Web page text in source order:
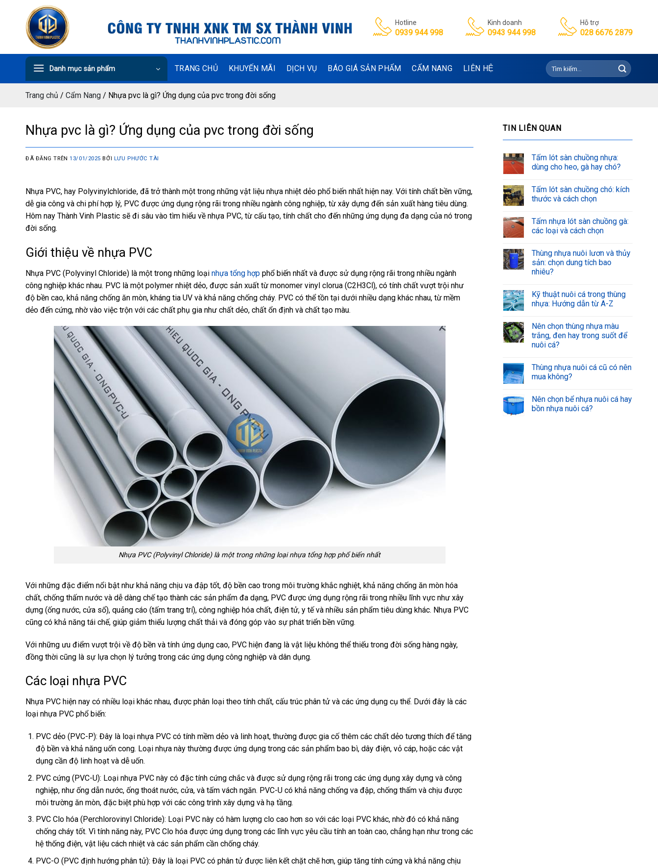
Hotline
0939 944 998
Kinh doanh
0943 944 998
Hỗ trợ
028 6676 2879
Danh mục sản phẩm TRANG CHỦ KHUYẾN MÃI DỊCH VỤ BÁO GIÁ SẢN PHẨM CẨM NANG LIÊN HỆ
Tìm
kiếm:
Trang chủ / Cẩm Nang / Nhựa pvc là gì? Ứng dụng của pvc trong đời sống
Nhựa pvc là gì? Ứng dụng của pvc trong đời sống
ĐÃ ĐĂNG TRÊN13/01/2025 BỞI LƯU PHƯỚC TÀI
Nhựa PVC, hay Polyvinylchloride, đã trở thành một trong những vật liệu nhựa nhiệt dẻo phổ biến nhất hiện nay. Với tính chất bền vững,
dễ gia công và chi phí hợp lý, PVC được ứng dụng rộng rãi trong nhiều ngành công nghiệp, từ xây dựng đến sản xuất hàng tiêu dùng.
Hôm nay Thành Vinh Plastic sẽ đi sâu vào tìm hiểu về nhựa PVC, từ cấu tạo, tính chất cho đến những ứng dụng đa dạng của nó trong
đời sống.
Giới thiệu về nhựa PVC
Nhựa PVC (Polyvinyl Chloride) là một trong những loại nhựa tổng hợp phổ biến nhất và được sử dụng rộng rãi trong nhiều ngành
công nghiệp khác nhau. PVC là một polymer nhiệt dẻo, được sản xuất từ monomer vinyl clorua (C2H3Cl), có tính chất vượt trội như
độ bền cao, khả năng chống ăn mòn, kháng tia UV và khả năng chống cháy. PVC có thể tồn tại dưới nhiều dạng khác nhau, từ mềm
dẻo đến cứng, nhờ vào việc trộn với các chất phụ gia như chất dẻo, chất ổn định và chất tạo màu.
Nhựa PVC (Polyvinyl Chloride) là một trong những loại nhựa tổng hợp phổ biến nhất
Với những đặc điểm nổi bật như khả năng chịu va đập tốt, độ bền cao trong môi trường khắc nghiệt, khả năng chống ăn mòn hóa
chất, chống thấm nước và dễ dàng chế tạo thành các sản phẩm đa dạng, PVC được ứng dụng rộng rãi trong nhiều lĩnh vực như xây
dựng (ống nước, cửa sổ), quảng cáo (tấm trang trí), công nghiệp hóa chất, điện tử, y tế và nhiều sản phẩm tiêu dùng khác. Nhựa PVC
cũng có khả năng tái chế, giúp giảm thiểu lượng chất thải và đóng góp vào sự phát triển bền vững.
Với những ưu điểm vượt trội về độ bền và tính ứng dụng cao, PVC hiện đang là vật liệu không thể thiếu trong đời sống hàng ngày,
đồng thời cũng là sự lựa chọn lý tưởng trong các ứng dụng công nghiệp và dân dụng.
Các loại nhựa PVC
Nhựa PVC hiện nay có nhiều loại khác nhau, được phân loại theo tính chất, cấu trúc phân tử và các ứng dụng cụ thể. Dưới đây là các
loại nhựa PVC phổ biến:
PVC dẻo (PVC-P): Đây là loại nhựa PVC có tính mềm dẻo và linh hoạt, thường được gia cố thêm các chất dẻo tương thích để tăng
độ bền và khả năng uốn cong. Loại nhựa này thường được ứng dụng trong các sản phẩm bao bì, dây điện, vỏ cáp, hoặc các vật
dụng cần độ linh hoạt và dễ uốn.
PVC cứng (PVC-U): Loại nhựa PVC này có đặc tính cứng chắc và được sử dụng rộng rãi trong các ứng dụng xây dựng và công
nghiệp, như ống dẫn nước, ống thoát nước, cửa, và tấm vách ngăn. PVC-U có khả năng chống va đập, chống thấm và chịu được
môi trường ăn mòn, đặc biệt phù hợp với các công trình xây dựng và hạ tầng.
PVC Clo hóa (Perchlorovinyl Chloride): Loại PVC này có hàm lượng clo cao hơn so với các loại PVC khác, nhờ đó có khả năng
chống cháy tốt. Vì tính năng này, PVC Clo hóa được ứng dụng trong các lĩnh vực yêu cầu tính an toàn cao, chẳng hạn như trong các
hệ thống điện, vật liệu cách nhiệt và các sản phẩm cần chống cháy.
PVC-O (PVC định hướng phân tử): Đây là loại PVC có phân tử được liên kết chặt chẽ hơn, giúp tăng tính cứng và khả năng chịu
TIN LIÊN QUAN
Tấm lót sàn chuồng nhựa:
dùng cho heo, gà hay chó?
Tấm lót sàn chuồng chó: kích
thước và cách chọn
Tấm nhựa lót sàn chuồng gà:
các loại và cách chọn
Thùng nhựa nuôi lươn và thủy
sản: chọn dung tích bao
nhiêu?
Kỹ thuật nuôi cá trong thùng
nhựa: Hướng dẫn từ A-Z
Nên chọn thùng nhựa màu
trắng, đen hay trong suốt để
nuôi cá?
Thùng nhựa nuôi cá cũ có nên
mua không?
Nên chọn bể nhựa nuôi cá hay
bồn nhựa nuôi cá?